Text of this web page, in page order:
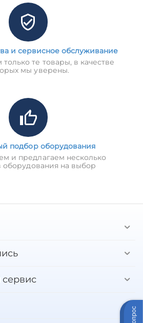
и сервисное обслуживание
те товары, в качестве
мы уверены.
подбор оборудования
и предлагаем несколько
оборудования на выбор
сервис